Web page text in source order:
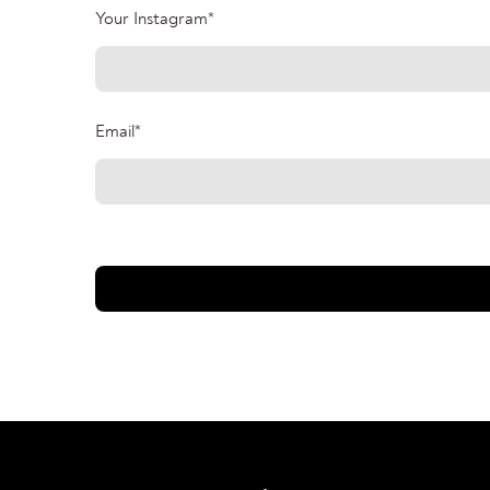
Your Instagram*
Email*